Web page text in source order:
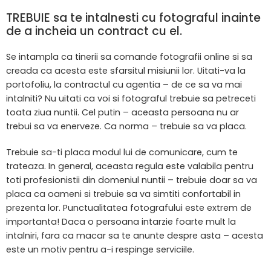
TREBUIE sa te intalnesti cu fotograful inainte
de a incheia un contract cu el.
Se intampla ca tinerii sa comande fotografii online si sa
creada ca acesta este sfarsitul misiunii lor. Uitati-va la
portofoliu, la contractul cu agentia – de ce sa va mai
intalniti? Nu uitati ca voi si fotograful trebuie sa petreceti
toata ziua nuntii. Cel putin – aceasta persoana nu ar
trebui sa va enerveze. Ca norma – trebuie sa va placa.
Trebuie sa-ti placa modul lui de comunicare, cum te
trateaza. In general, aceasta regula este valabila pentru
toti profesionistii din domeniul nuntii – trebuie doar sa va
placa ca oameni si trebuie sa va simtiti confortabil in
prezenta lor. Punctualitatea fotografului este extrem de
importanta! Daca o persoana intarzie foarte mult la
intalniri, fara ca macar sa te anunte despre asta – acesta
este un motiv pentru a-i respinge serviciile.